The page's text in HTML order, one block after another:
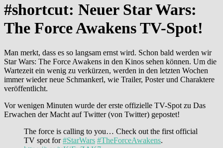
#shortcut: Neuer Star Wars:
The Force Awakens TV-Spot!
Man merkt, dass es so langsam ernst wird. Schon bald werden wir
Star Wars: The Force Awakens in den Kinos sehen können. Um die
Wartezeit ein wenig zu verkürzen, werden in den letzten Wochen
immer wieder neue Schmankerl, wie Trailer, Poster und Charaktere
veröffentlicht.
Vor wenigen Minuten wurde der erste offizielle TV-Spot zu Das
Erwachen der Macht auf Twitter (von Twitter) gepostet!
The force is calling to you… Check out the first official
TV spot for#StarWars #TheForceAwakens.